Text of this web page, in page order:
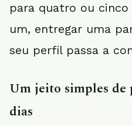
para quatro ou cinco
um, entregar uma
seu perfil passa a
Um jeito simples de
dias